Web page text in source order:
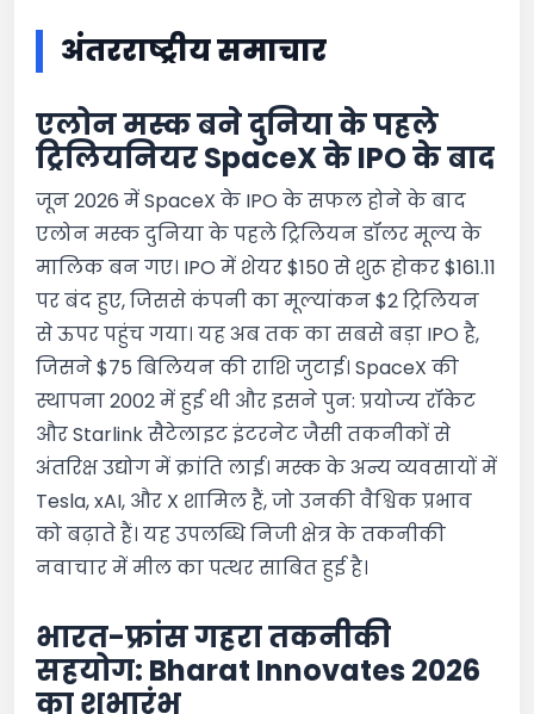
अंतरराष्ट्रीय समाचार
एलोन मस्क बने दुनिया के पहले
ट्रिलियनियर SpaceX के IPO के बाद
जून 2026 में SpaceX के IPO के सफल होने के बाद
एलोन मस्क दुनिया के पहले ट्रिलियन डॉलर मूल्य के
मालिक बन गए। IPO में शेयर $150 से शुरू होकर $161.11
पर बंद हुए, जिससे कंपनी का मूल्यांकन $2 ट्रिलियन
से ऊपर पहुंच गया। यह अब तक का सबसे बड़ा IPO है,
जिसने $75 बिलियन की राशि जुटाई। SpaceX की
स्थापना 2002 में हुई थी और इसने पुन: प्रयोज्य रॉकेट
और Starlink सैटेलाइट इंटरनेट जैसी तकनीकों से
अंतरिक्ष उद्योग में क्रांति लाई। मस्क के अन्य व्यवसायों में
Tesla, xAI, और X शामिल हैं, जो उनकी वैश्विक प्रभाव
को बढ़ाते हैं। यह उपलब्धि निजी क्षेत्र के तकनीकी
नवाचार में मील का पत्थर साबित हुई है।
भारत-फ्रांस गहरा तकनीकी
सहयोग: Bharat Innovates 2026
का शुभारंभ